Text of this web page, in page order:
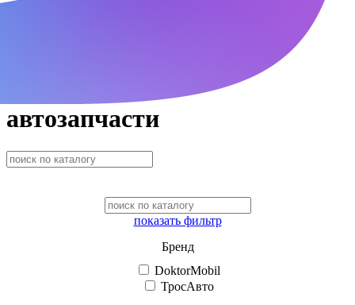
автозапчасти
показать фильтр
Бренд
DoktorMobil
ТросАвто